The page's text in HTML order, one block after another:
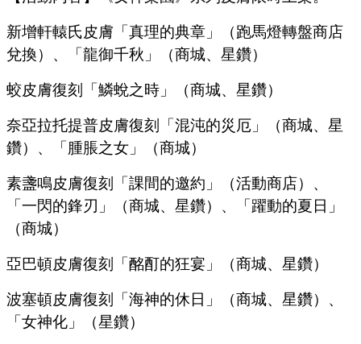
新增軒轅氏皮膚「真理的典章」（跑馬燈轉盤商店
兌換）、「龍御千秋」（商城、星鑽）
蛟皮膚復刻「鱗蛻之時」（商城、星鑽）
奈亞拉托提普皮膚復刻「混沌的災厄」（商城、星
鑽）、「腫脹之女」（商城）
素盞鳴皮膚復刻「課間的邀約」（活動商店）、
「一閃的鋒刃」（商城、星鑽）、「躍動的夏日」
（商城）
亞巴頓皮膚復刻「酩酊的狂宴」（商城、星鑽）
波塞頓皮膚復刻「海神的休日」（商城、星鑽）、
「女神化」（星鑽）